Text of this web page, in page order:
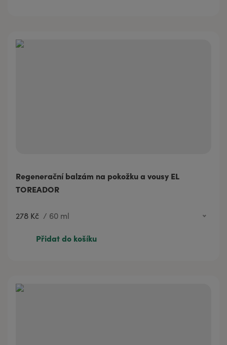
Regenerační balzám na pokožku a vousy EL
TOREADOR
278 Kč / 60 ml
Přidat do košíku